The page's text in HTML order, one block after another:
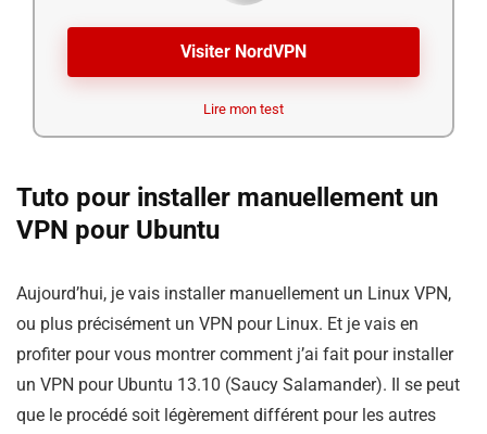
Visiter NordVPN
Lire mon test
Tuto pour installer manuellement un
VPN pour Ubuntu
Aujourd’hui, je vais installer manuellement un Linux VPN,
ou plus précisément un VPN pour Linux. Et je vais en
profiter pour vous montrer comment j’ai fait pour installer
un VPN pour Ubuntu 13.10 (Saucy Salamander). Il se peut
que le procédé soit légèrement différent pour les autres